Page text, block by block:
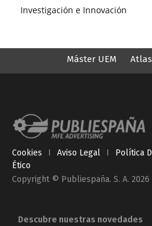
Investigación e Innovación
Máster UEM Atlas
Cookies I Aviso Legal I Política
Ético
Copyright © Publiespaña. S. A. 2026
Descubre nuestras novedades